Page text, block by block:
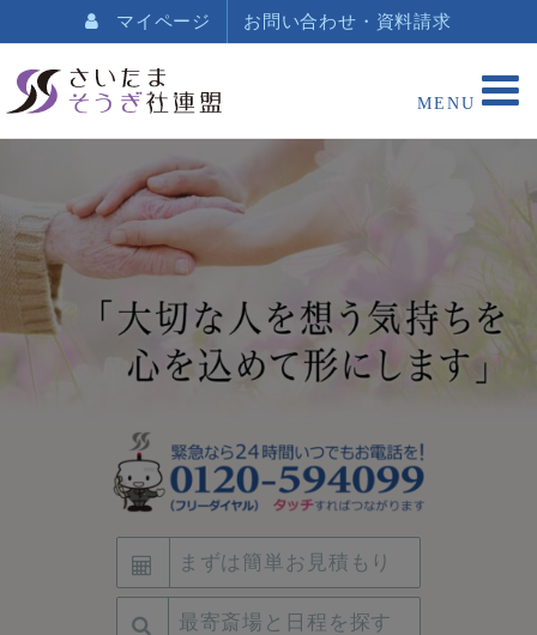
マイページ お問い合わせ・資料請求
まずは簡単お見積もり
最寄斎場と日程を探す